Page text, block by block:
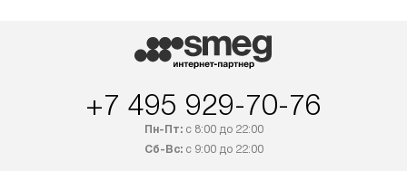
+7 495 929-70-76
Пн-Пт:с 8:00 до 22:00
Сб-Вс:с 9:00 до 22:00